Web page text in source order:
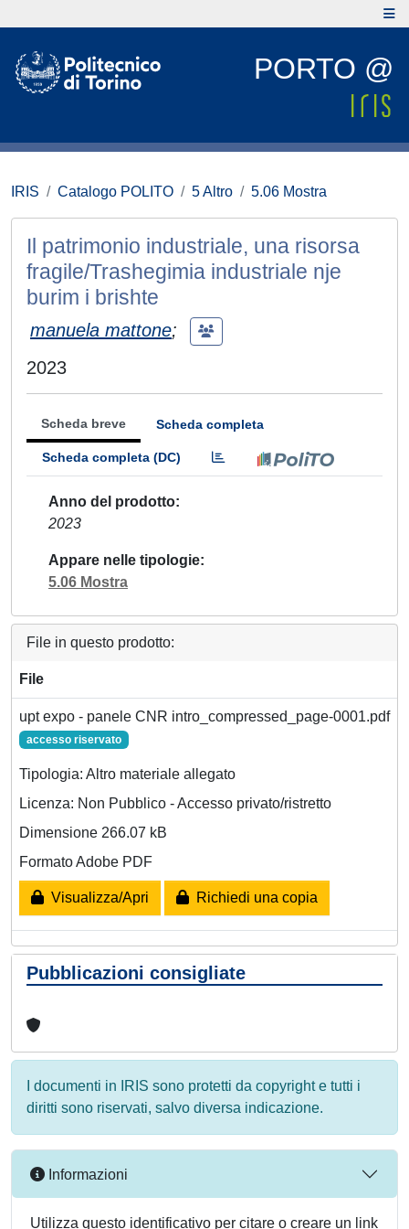
PORTO @
IRIS Catalogo POLITO 5 Altro 5.06 Mostra
Il patrimonio industriale, una risorsa
fragile/Trashegimia industriale nje
burim i brishte
manuela mattone;
2023
Scheda breve Scheda completa
Scheda completa (DC)
Anno del prodotto
2023
Appare nelle tipologie
5.06 Mostra
File in questo prodotto:
File
upt expo - panele CNR intro_compressed_page-0001.pdf
accesso riservato
Tipologia: Altro materiale allegato
Licenza: Non Pubblico - Accesso privato/ristretto
Dimensione 266.07 kB
Formato Adobe PDF
Visualizza/Apri Richiedi una copia
Pubblicazioni consigliate
I documenti in IRIS sono protetti da copyright e tutti i
diritti sono riservati, salvo diversa indicazione.
Informazioni
Utilizza questo identificativo per citare o creare un link